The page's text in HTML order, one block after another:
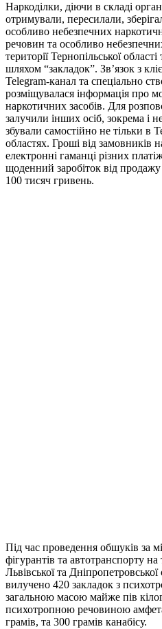
Наркоділки, діючи в складі
отримували, пересилали,
особливо небезпечних
речовин та особливо
території Тернопільської
шляхом “закладок”. Зв’язок з
Telegram-канал та спеціально
розміщувалася інформація про
наркотичних засобів. Для
залучили інших осіб, зокрема і
збували самостійно не тільки в
областях. Гроші від замовників
електронні гаманці різних
щоденний заробіток від
100 тисяч гривень.
Під час проведення обшуків за
фігурантів та автотранспорту на
Львівської та
вилучено 420 закладок з
загальною масою майже пів
психотропною речовиною
грамів, та 300 грамів канабісу.